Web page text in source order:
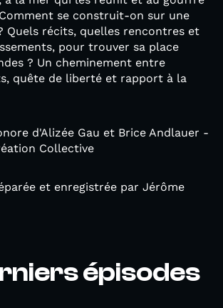
se construit-on sur une
Quels récits, quelles rencontres et
pour trouver sa place
? Un cheminement entre
quête de liberté et rapport à la
d'Alizée Gau et Brice Andlauer -
Collective
et enregistrée par Jérôme
épisodes